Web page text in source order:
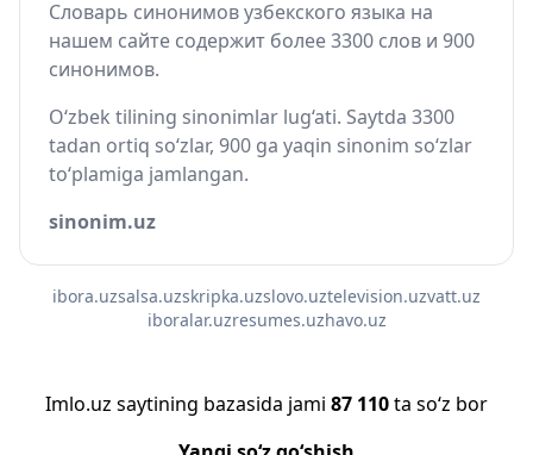
Словарь синонимов узбекского языка на
нашем сайте содержит более 3300 слов и 900
синонимов.
O‘zbek tilining sinonimlar lug‘ati. Saytda 3300
tadan ortiq so‘zlar, 900 ga yaqin sinonim so‘zlar
to‘plamiga jamlangan.
sinonim.uz
ibora.uzsalsa.uzskripka.uzslovo.uztelevision.uzvatt.uz
iboralar.uzresumes.uzhavo.uz
Imlo.uz saytining bazasida jami 87 110ta so‘z bor